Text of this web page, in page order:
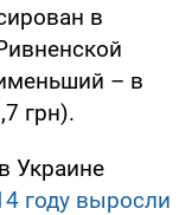
в
– в
грн).
Украине
году выросли